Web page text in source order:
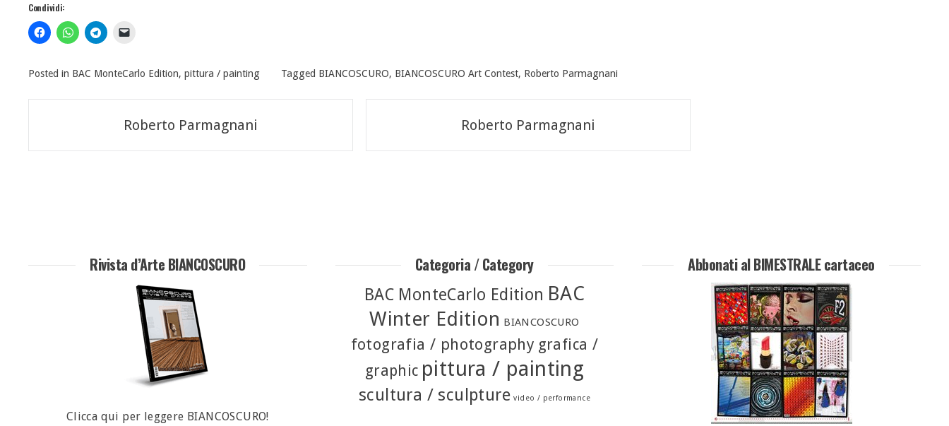
Condividi:
Posted in BAC MonteCarlo Edition, pittura / painting Tagged BIANCOSCURO, BIANCOSCURO Art Contest, Roberto Parmagnani
articoli
Roberto Parmagnani Roberto Parmagnani
Rivista d’Arte BIANCOSCURO
Clicca qui per leggere BIANCOSCURO!
Categoria / Category
BAC MonteCarlo Edition BAC
Winter Edition BIANCOSCURO
fotografia / photography grafica /
graphic pittura / painting
scultura / sculpture video / performance
Abbonati al BIMESTRALE cartaceo